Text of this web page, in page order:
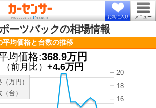
お気に入り メニュー
ーツバックの相場情報
均価格と台数の推移
均価格:368.9万円
（前月比） +4.6万円
16
18
20
万円）
台）